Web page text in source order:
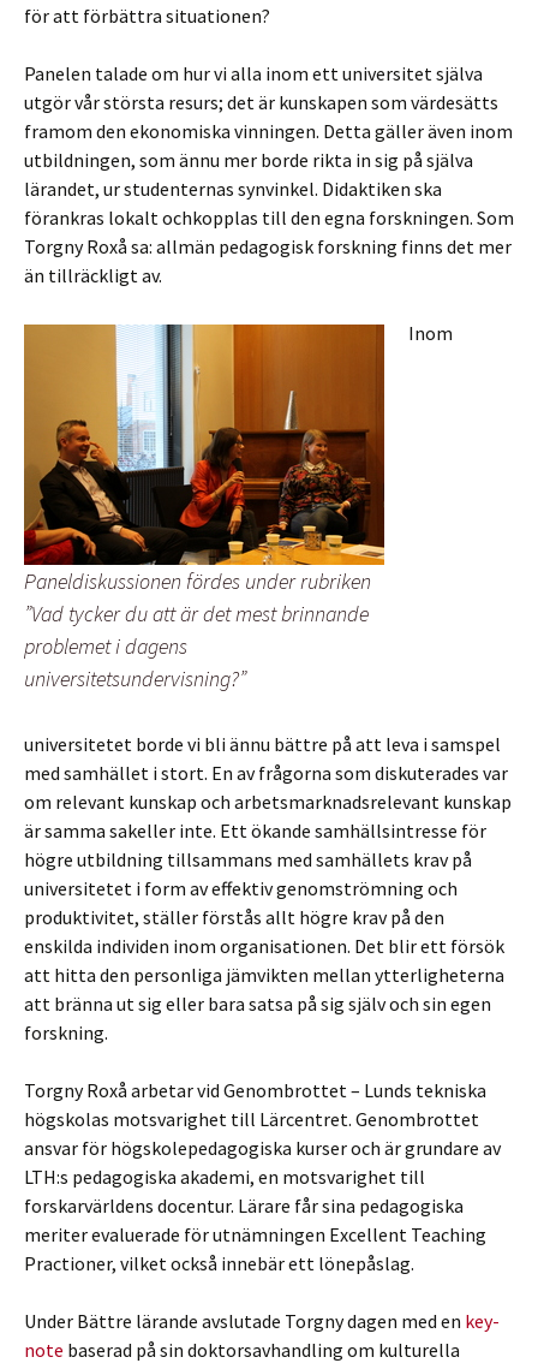
för att förbättra situationen?
Panelen talade om hur vi alla inom ett universitet själva
utgör vår största resurs; det är kunskapen som värdesätts
framom den ekonomiska vinningen. Detta gäller även inom
utbildningen, som ännu mer borde rikta in sig på själva
lärandet, ur studenternas synvinkel. Didaktiken ska
förankras lokalt ochkopplas till den egna forskningen. Som
Torgny Roxå sa: allmän pedagogisk forskning finns det mer
än tillräckligt av.
Paneldiskussionen fördes under rubriken
”Vad tycker du att är det mest brinnande
problemet i dagens
universitetsundervisning?”
Inom
universitetet borde vi bli ännu bättre på att leva i samspel
med samhället i stort. En av frågorna som diskuterades var
om relevant kunskap och arbetsmarknadsrelevant kunskap
är samma sakeller inte. Ett ökande samhällsintresse för
högre utbildning tillsammans med samhällets krav på
universitetet i form av effektiv genomströmning och
produktivitet, ställer förstås allt högre krav på den
enskilda individen inom organisationen. Det blir ett försök
att hitta den personliga jämvikten mellan ytterligheterna
att bränna ut sig eller bara satsa på sig själv och sin egen
forskning.
Torgny Roxå arbetar vid Genombrottet – Lunds tekniska
högskolas motsvarighet till Lärcentret. Genombrottet
ansvar för högskolepedagogiska kurser och är grundare av
LTH:s pedagogiska akademi, en motsvarighet till
forskarvärldens docentur. Lärare får sina pedagogiska
meriter evaluerade för utnämningen Excellent Teaching
Practioner, vilket också innebär ett lönepåslag.
Under Bättre lärande avslutade Torgny dagen med en key-
note baserad på sin doktorsavhandling om kulturella